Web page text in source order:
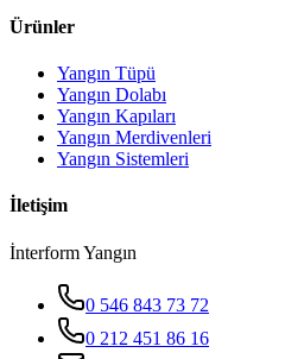
Ürünler
Yangın Tüpü
Yangın Dolabı
Yangın Kapıları
Yangın Merdivenleri
Yangın Sistemleri
İletişim
İnterform Yangın
0 546 843 73 72
0 212 451 86 16